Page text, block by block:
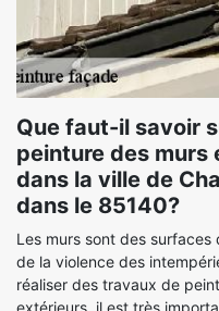
Que faut-il savoir
peinture des murs
dans la ville de
dans le 85140?
Les murs sont des
de la violence des
réaliser des travaux de
extérieurs, il est très